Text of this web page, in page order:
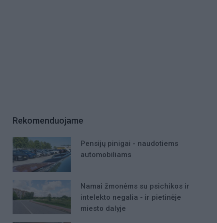
Rekomenduojame
Pensijų pinigai - naudotiems
automobiliams
Namai žmonėms su psichikos ir
intelekto negalia - ir pietinėje
miesto dalyje